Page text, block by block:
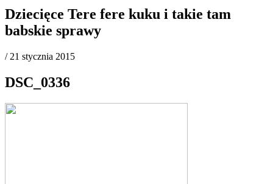
Dziecięce Tere fere kuku i takie tam
babskie sprawy
/ 21 stycznia 2015
DSC_0336